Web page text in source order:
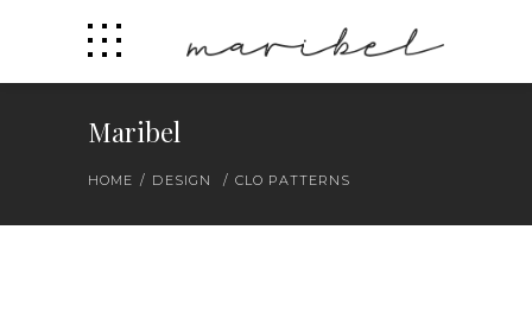
Maribel
HOME / DESIGN /CLO PATTERNS